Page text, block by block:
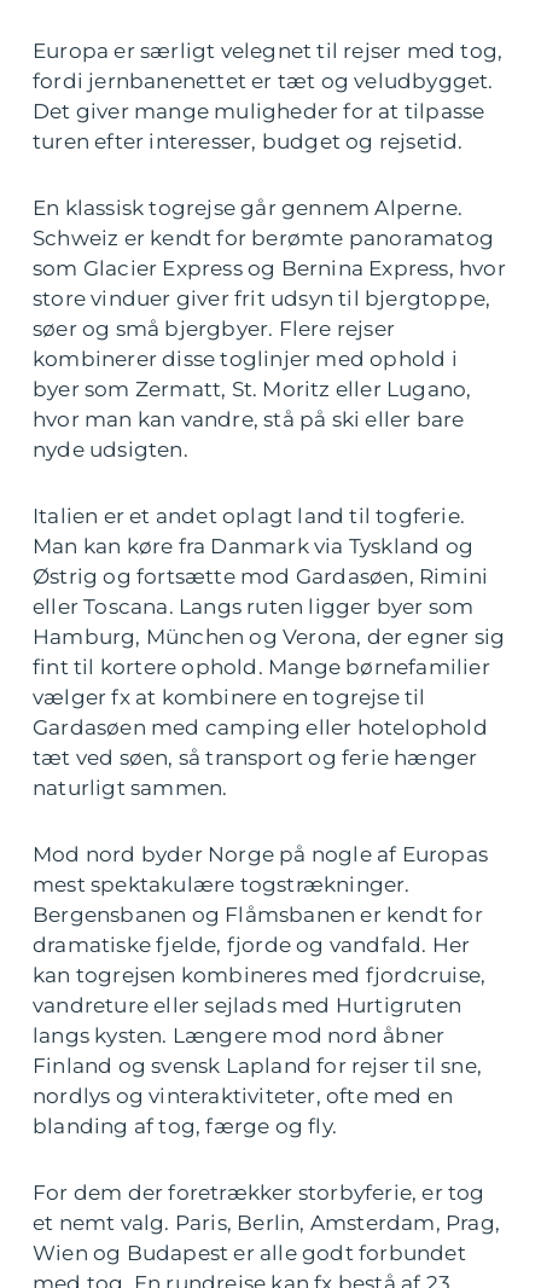
Europa er særligt velegnet til rejser med tog,
fordi jernbanenettet er tæt og veludbygget.
Det giver mange muligheder for at tilpasse
turen efter interesser, budget og rejsetid.
En klassisk togrejse går gennem Alperne.
Schweiz er kendt for berømte panoramatog
som Glacier Express og Bernina Express, hvor
store vinduer giver frit udsyn til bjergtoppe,
søer og små bjergbyer. Flere rejser
kombinerer disse toglinjer med ophold i
byer som Zermatt, St. Moritz eller Lugano,
hvor man kan vandre, stå på ski eller bare
nyde udsigten.
Italien er et andet oplagt land til togferie.
Man kan køre fra Danmark via Tyskland og
Østrig og fortsætte mod Gardasøen, Rimini
eller Toscana. Langs ruten ligger byer som
Hamburg, München og Verona, der egner sig
fint til kortere ophold. Mange børnefamilier
vælger fx at kombinere en togrejse til
Gardasøen med camping eller hotelophold
tæt ved søen, så transport og ferie hænger
naturligt sammen.
Mod nord byder Norge på nogle af Europas
mest spektakulære togstrækninger.
Bergensbanen og Flåmsbanen er kendt for
dramatiske fjelde, fjorde og vandfald. Her
kan togrejsen kombineres med fjordcruise,
vandreture eller sejlads med Hurtigruten
langs kysten. Længere mod nord åbner
Finland og svensk Lapland for rejser til sne,
nordlys og vinteraktiviteter, ofte med en
blanding af tog, færge og fly.
For dem der foretrækker storbyferie, er tog
et nemt valg. Paris, Berlin, Amsterdam, Prag,
Wien og Budapest er alle godt forbundet
med tog. En rundrejse kan fx bestå af 23